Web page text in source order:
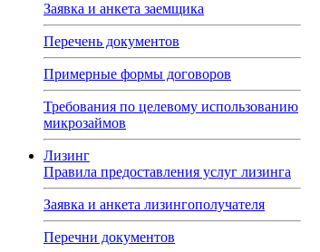
Заявка и анкета заемщика
Перечень документов
Примерные формы договоров
Требования по целевому использованию
микрозаймов
Лизинг
Правила предоставления услуг лизинга
Заявка и анкета лизингополучателя
Перечни документов